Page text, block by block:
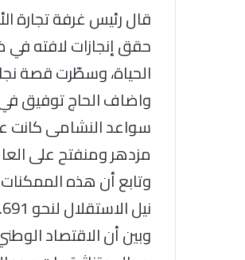
قال رئيس غرفة تجارة
حقق إنجازات لافته
الحياة، وسطّرت قصة
واضاف الحاج توفيق في
سواعد النشامى كانت
مزدهر ومنفتح على
وتابع أن هذه
نيل الاستقلال لنحو 33.691 مليار دينار خلال العام الماضي 2022.
وبين أن الاقتصاد